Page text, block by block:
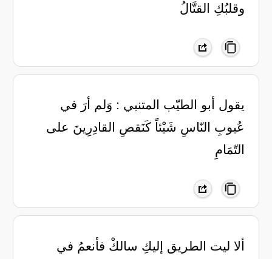
وقلبُكِ القتَّالُ
‏يقول أبو الطيّب المتنبي : ‏وَلم أرَ في
عُيوبِ النّاسِ شَيْئاً ‏كَنَقصِ القادِرِينَ على
التّمَامِ
‏ألا ليت الطريق إليكِ سالكْ فأنعمُ في